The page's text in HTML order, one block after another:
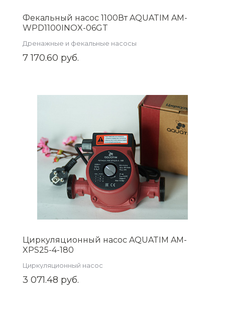
Фекальный насос 1100Вт AQUATIM AM-
WPD1100INOX-06GT
Дренажные и фекальные насосы
7 170.60 руб.
Циркуляционный насос AQUATIM AM-
XPS25-4-180
Циркуляционный насос
3 071.48 руб.